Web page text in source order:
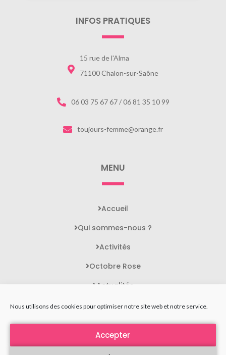
Nous utilisons des cookies pour optimiser notre site web et notre service.
Accepter
INFOS PRATIQUES
15 rue de l'Alma
71100 Chalon-sur-Saône
06 03 75 67 67 / 06 81 35 10 99
toujours-femme@orange.fr
MENU
Accueil
Qui sommes-nous ?
Activités
Octobre Rose
Actualités
Contact
STATUTS DE L'ASSOCIATION